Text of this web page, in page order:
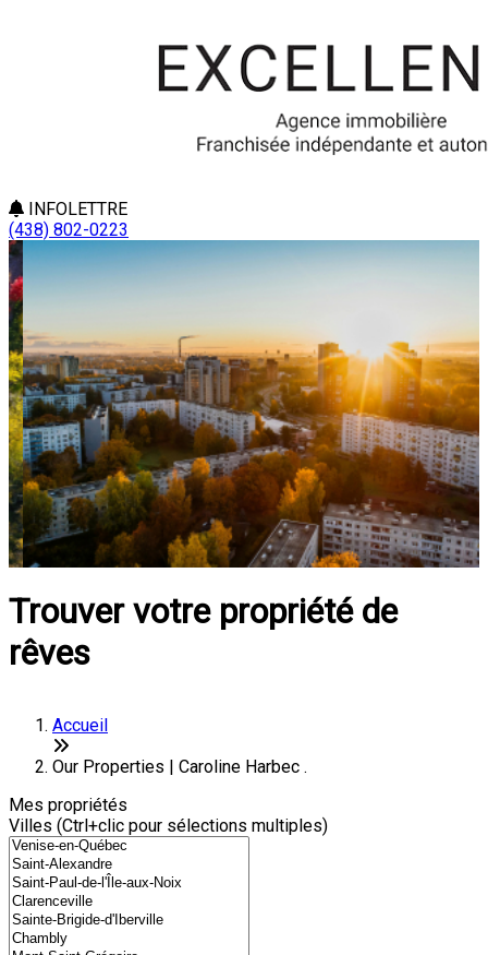
INFOLETTRE
(438) 802-0223
Trouver votre propriété de
rêves
Accueil
Our Properties | Caroline Harbec .
Mes propriétés
Villes (Ctrl+clic pour sélections multiples)